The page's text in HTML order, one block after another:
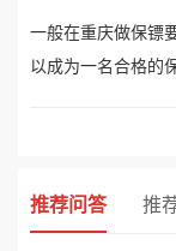
一般在重庆做保镖
以成为一名合格的
推荐问答 推